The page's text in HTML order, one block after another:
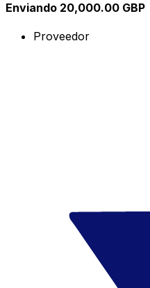
Enviando 20,000.00 GBP
Proveedor